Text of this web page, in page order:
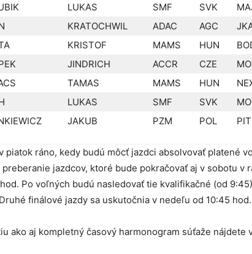
LUKAS SMF SVK
KRATOCHWIL ADAC AGC
KRISTOF MAMS HUN
JINDRICH ACCR CZE
TAMAS MAMS HUN
LUKAS SMF SVK
JAKUB PZM POL
piatok ráno, kedy budú môcť jazdci absolvovať platené
jazdcov, ktoré bude pokračovať aj v sobotu v
Po voľných budú nasledovať tie kvalifikačné (od
finálové jazdy sa uskutočnia v nedeľu od 10:45 hod.
ako aj kompletný časový harmonogram súťaže